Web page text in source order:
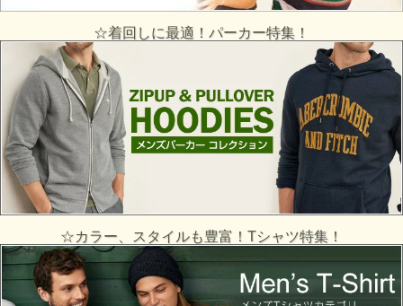
☆着回しに最適！パーカー特集！
☆カラー、スタイルも豊富！Tシャツ特集！